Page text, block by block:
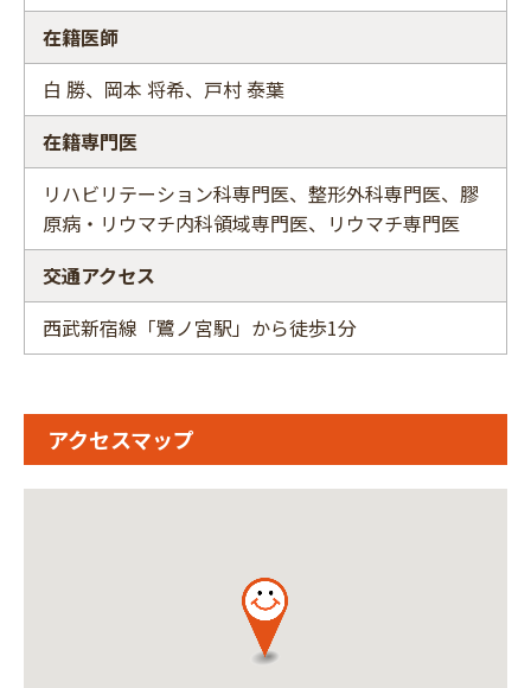
在籍医師
白 勝、岡本 将希、戸村 泰葉
在籍専門医
リハビリテーション科専門医、整形外科専門医、膠
原病・リウマチ内科領域専門医、リウマチ専門医
交通アクセス
西武新宿線「鷺ノ宮駅」から徒歩1分
アクセスマップ